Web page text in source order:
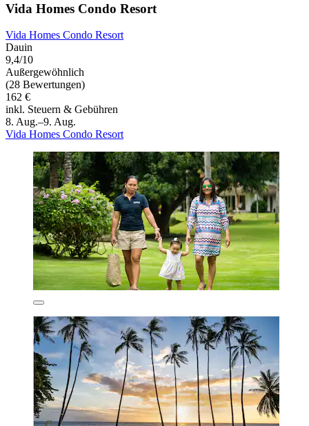
Vida Homes Condo Resort
Vida Homes Condo Resort
Dauin
9,4/10
Außergewöhnlich
(28 Bewertungen)
162 €
inkl. Steuern & Gebühren
8. Aug.–9. Aug.
Vida Homes Condo Resort